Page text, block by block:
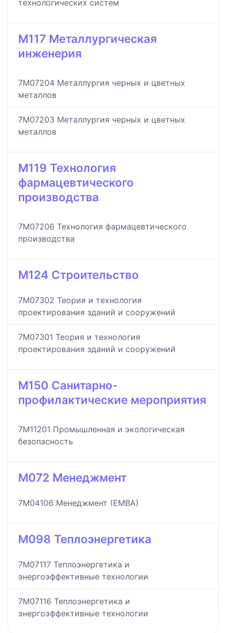
технологических систем
M117 Металлургическая
инженерия
7M07204 Металлургия черных и цветных
металлов
7M07203 Металлургия черных и цветных
металлов
M119 Технология
фармацевтического
производства
7M07206 Технология фармацевтического
производства
M124 Строительство
7M07302 Теория и технология
проектирования зданий и сооружений
7M07301 Теория и технология
проектирования зданий и сооружений
M150 Санитарно-
профилактические мероприятия
7M11201 Промышленная и экологическая
безопасность
M072 Менеджмент
7M04106 Менеджмент (ЕМВА)
M098 Теплоэнергетика
7M07117 Теплоэнергетика и
энергоэффективные технологии
7M07116 Теплоэнергетика и
энергоэффективные технологии